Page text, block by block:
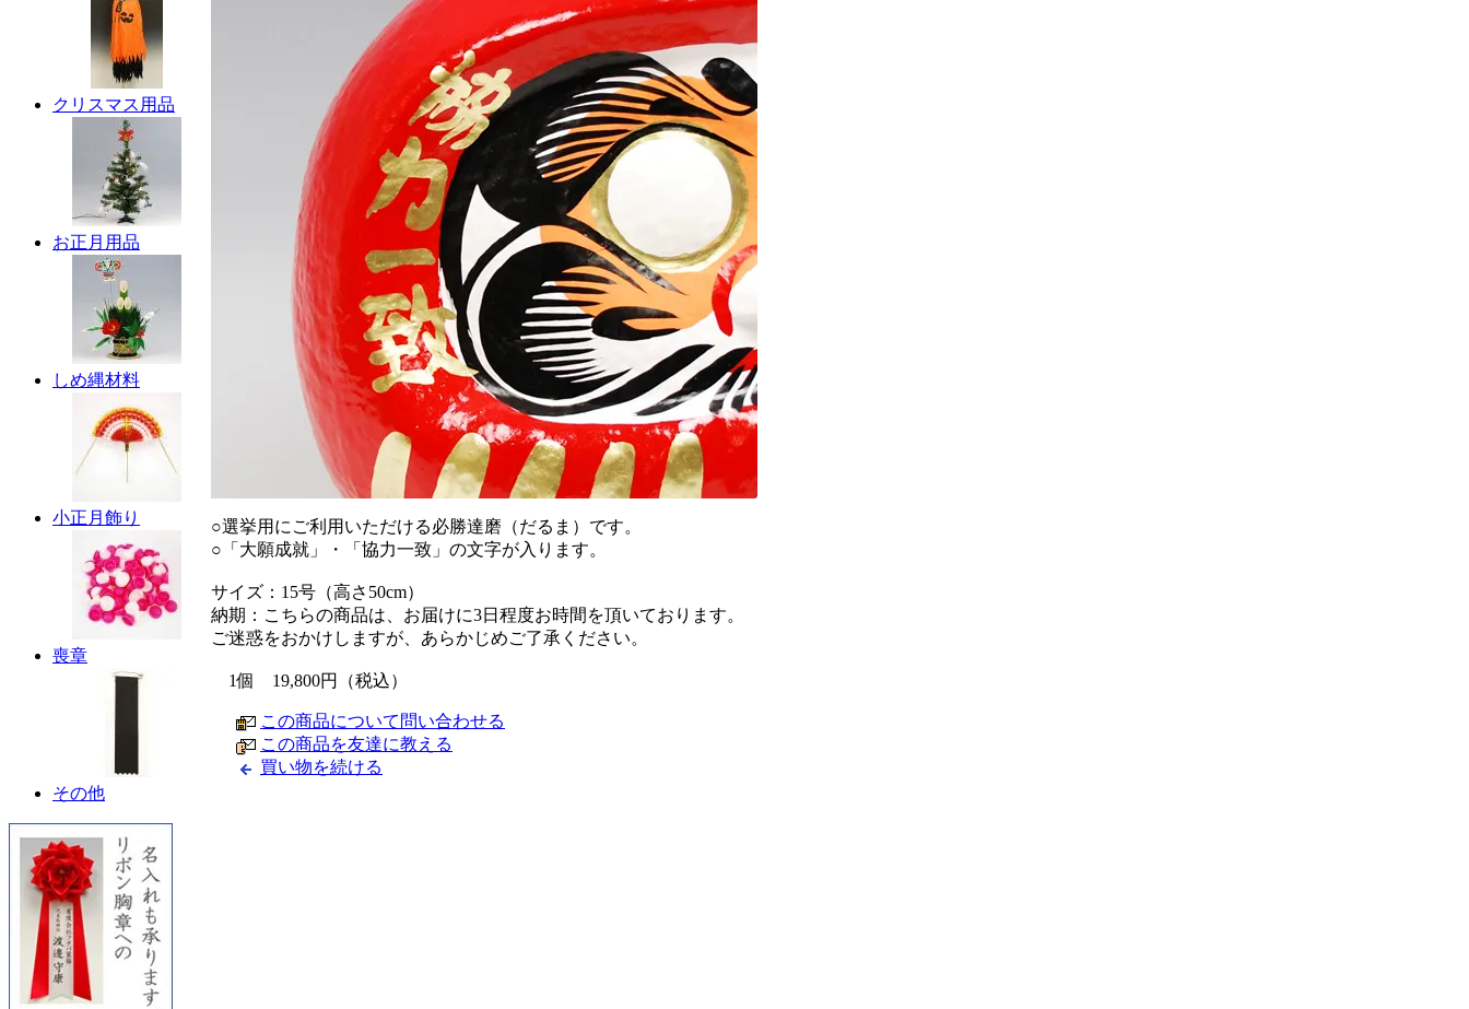
クリスマス用品
お正月用品
しめ縄材料
小正月飾り
喪章
その他
○選挙用にご利用いただける必勝達磨（だるま）です。
○「大願成就」・「協力一致」の文字が入ります。
サイズ：15号（高さ50cm）
納期：こちらの商品は、お届けに3日程度お時間を頂いております。
ご迷惑をおかけしますが、あらかじめご了承ください。
1個 19,800円（税込）
この商品について問い合わせる
この商品を友達に教える
買い物を続ける